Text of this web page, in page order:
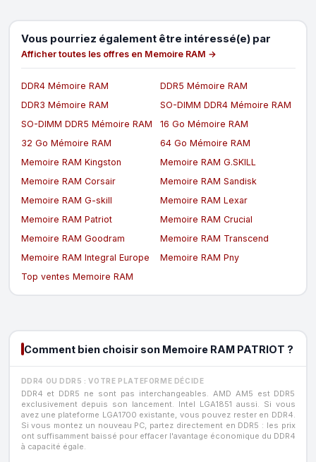
Vous pourriez également être intéressé(e) par
Afficher toutes les offres en Memoire RAM →
DDR4 Mémoire RAM
DDR5 Mémoire RAM
DDR3 Mémoire RAM
SO-DIMM DDR4 Mémoire RAM
SO-DIMM DDR5 Mémoire RAM
16 Go Mémoire RAM
32 Go Mémoire RAM
64 Go Mémoire RAM
Memoire RAM Kingston
Memoire RAM G.SKILL
Memoire RAM Corsair
Memoire RAM Sandisk
Memoire RAM G-skill
Memoire RAM Lexar
Memoire RAM Patriot
Memoire RAM Crucial
Memoire RAM Goodram
Memoire RAM Transcend
Memoire RAM Integral Europe
Memoire RAM Pny
Top ventes Memoire RAM
Comment bien choisir son Memoire RAM PATRIOT ?
DDR4 OU DDR5 : VOTRE PLATEFORME DÉCIDE
DDR4 et DDR5 ne sont pas interchangeables. AMD AM5 est DDR5
exclusivement depuis son lancement. Intel LGA1851 aussi. Si vous
avez une plateforme LGA1700 existante, vous pouvez rester en DDR4.
Si vous montez un nouveau PC, partez directement en DDR5 : les prix
ont suffisamment baissé pour effacer l'avantage économique du DDR4
à capacité égale.